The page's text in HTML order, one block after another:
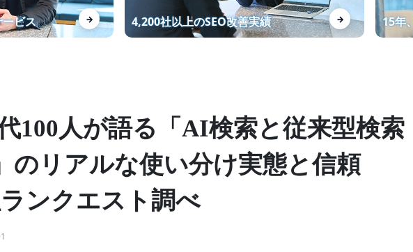
得感があります！ 上位
の安定にも期待して
資料制作代行KWで1位獲得！お
問い合わせ数増加！
事例】ランクエストがSE
例数を増やして得られ
紹介！
マーケティング戦略の設計から
SEOを意識したWEBサイト制作
までワンストップで対応
ービス → 4,200社以上のSEO改善実績 → 15年
代100人が語る「AI検索と従来型検索
のリアルな使い分け実態と信頼
ンクエスト調べ